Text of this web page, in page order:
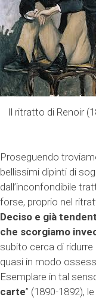
Il ritratto di Renoir
Proseguendo
bellissimi dipinti di
dall’inconfondibile
forse, proprio nel
Deciso e già
che scorgiamo
subito cerca di ridurre
quasi in modo
Esemplare in tal
carte” (1890-1892),